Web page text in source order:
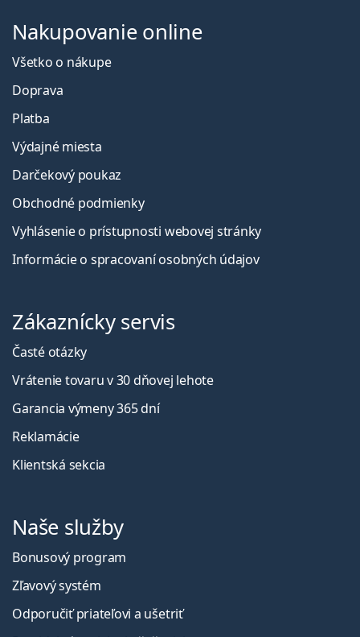
Nakupovanie online
Všetko o nákupe
Doprava
Platba
Výdajné miesta
Darčekový poukaz
Obchodné podmienky
Vyhlásenie o prístupnosti webovej stránky
Informácie o spracovaní osobných údajov
Zákaznícky servis
Časté otázky
Vrátenie tovaru v 30 dňovej lehote
Garancia výmeny 365 dní
Reklamácie
Klientská sekcia
Naše služby
Bonusový program
Zľavový systém
Odporučiť priateľovi a ušetriť